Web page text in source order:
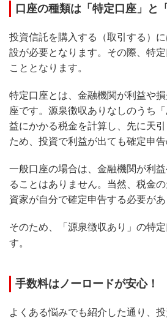
口座の種類は「特定口座」と
投資信託を購入する（取引する）
設が必要となります。その際、特
こととなります。
特定口座とは、金融機関が利益や
座です。源泉徴収ありなしのうち
益にかかる税金を計算し、先に天
ため、投資で利益が出ても確定申告
一般口座の場合は、金融機関が利
ることはありません。当然、税金
資家が自分で確定申告する必要があ
そのため、「源泉徴収あり」の特
す。
手数料はノーロードが安心！
よくある悩みでも紹介した通り、